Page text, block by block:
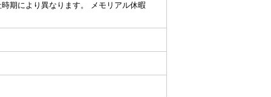
期により異なります。 メモリアル休暇